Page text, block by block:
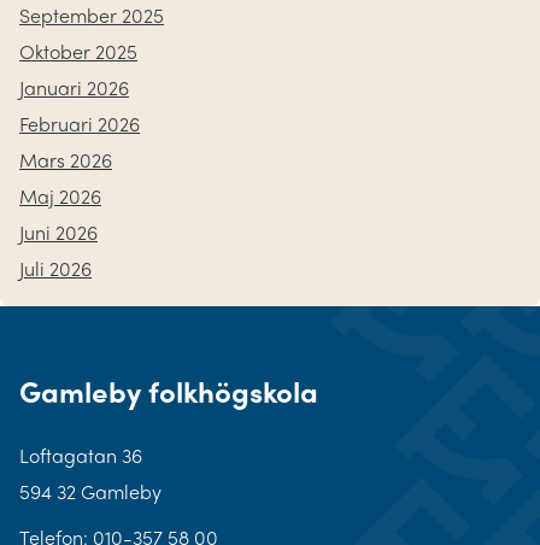
September 2025
Oktober 2025
Januari 2026
Februari 2026
Mars 2026
Maj 2026
Juni 2026
Juli 2026
Gamleby folkhögskola
Loftagatan 36
594 32 Gamleby
Telefon: 010-357 58 00